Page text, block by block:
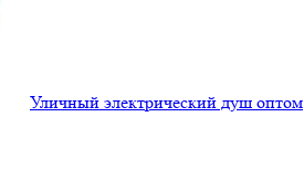
Уличный электрический душ оптом